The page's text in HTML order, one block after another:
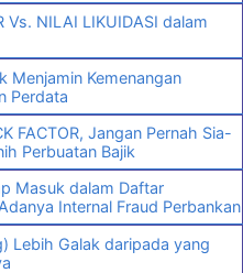
Vs. NILAI LIKUIDASI dalam
Menjamin Kemenangan
Perdata
FACTOR, Jangan Pernah Sia-
Perbuatan Bajik
Masuk dalam Daftar
Internal Fraud Perbankan
Lebih Galak daripada yang